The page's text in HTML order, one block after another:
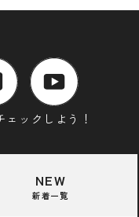
ックしよう！
NEW
新着一覧